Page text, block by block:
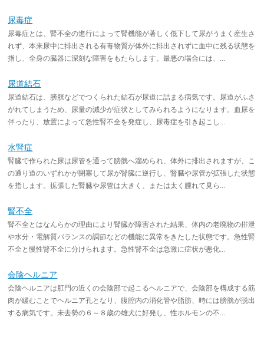
尿毒症
尿毒症とは、腎不全の進行によって腎機能が著しく低下して尿がうまく産生さ
れず、本来尿中に排出される有毒物質が体外に排出されずに血中に残る状態を
指し、全身の臓器に深刻な障害をもたらします。最悪の場合には、...
尿道結石
尿道結石は、膀胱などでつくられた結石が尿道に詰まる病気です。尿道がふさ
がれてしまうため、尿量の減少が症状としてみられるようになります。血尿を
伴ったり、放置によって急性腎不全を発症し、尿毒症を引き起こし...
水腎症
腎臓で作られた尿は尿管を通って膀胱へ溜められ、体外に排出されますが、こ
の通り道のいずれかが閉塞して尿が腎臓に逆行し、腎臓や尿管が拡張した状態
を指します。拡張した腎臓や尿管は大きく、または太く腫れて見ら...
腎不全
腎不全とはなんらかの理由により腎臓が障害された結果、体内の老廃物の排泄
や水分・電解質バランスの調節などの機能に異常をきたした状態です。急性腎
不全と慢性腎不全に分けられます。急性腎不全は急激に症状が悪化...
会陰ヘルニア
会陰ヘルニアは肛門の近くの会陰部で起こるヘルニアで、会陰部を構成する筋
肉が緩むことでヘルニア孔となり、腹腔内の消化管や脂肪、時には膀胱が脱出
する病気です。未去勢の６～８歳の雄犬に好発し、性ホルモンの不...